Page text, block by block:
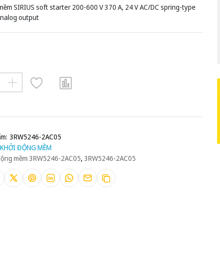
SIRIUS soft starter 200-600 V 370 A, 24 V AC/DC spring-type
output
3RW5246-2AC05
KHỞI ĐỘNG MỀM
mềm 3RW5246-2AC05, 3RW5246-2AC05